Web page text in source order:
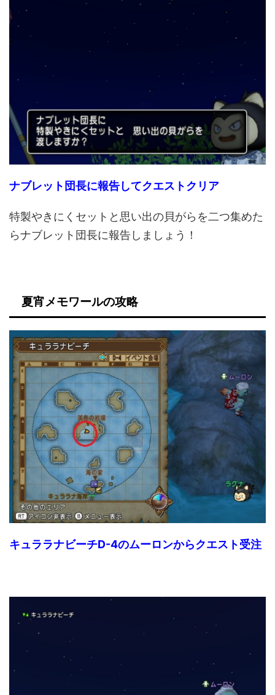
ナブレット団長に報告してクエストクリア
特製やきにくセットと思い出の貝がらを二つ集めた
らナブレット団長に報告しましょう！
夏宵メモワールの攻略
キュララナビーチD-4のムーロンからクエスト受注